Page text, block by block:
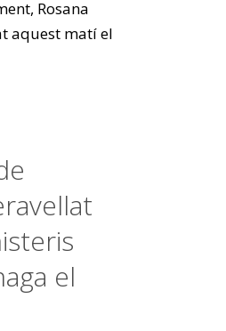
Rosana
aquest matí el
el